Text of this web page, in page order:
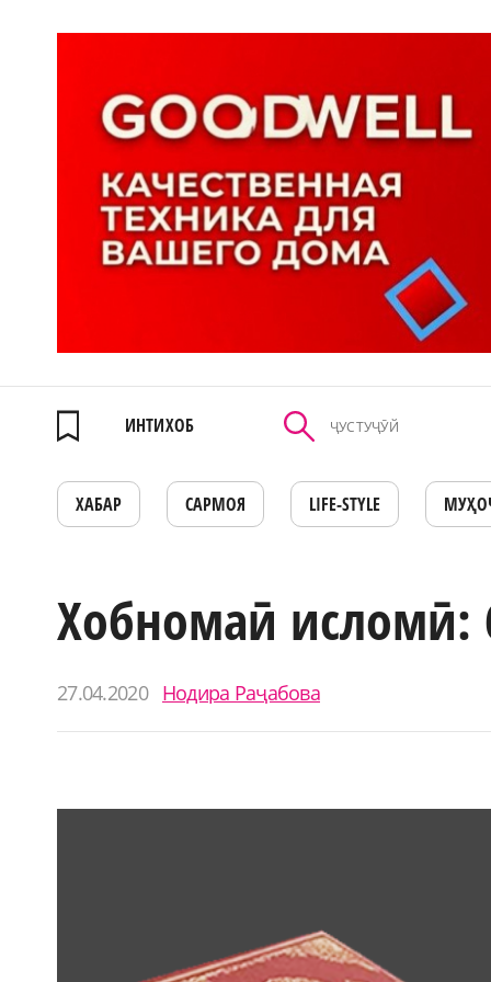
ИНТИХОБ
ХАБАР САРМОЯ LIFE-STYLE
Хобномаӣ исломӣ:
27.04.2020 Нодира Раҷабова